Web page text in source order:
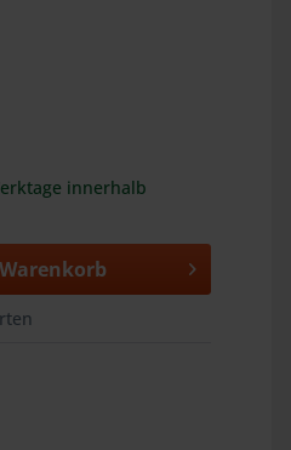
innerhalb
Warenkorb